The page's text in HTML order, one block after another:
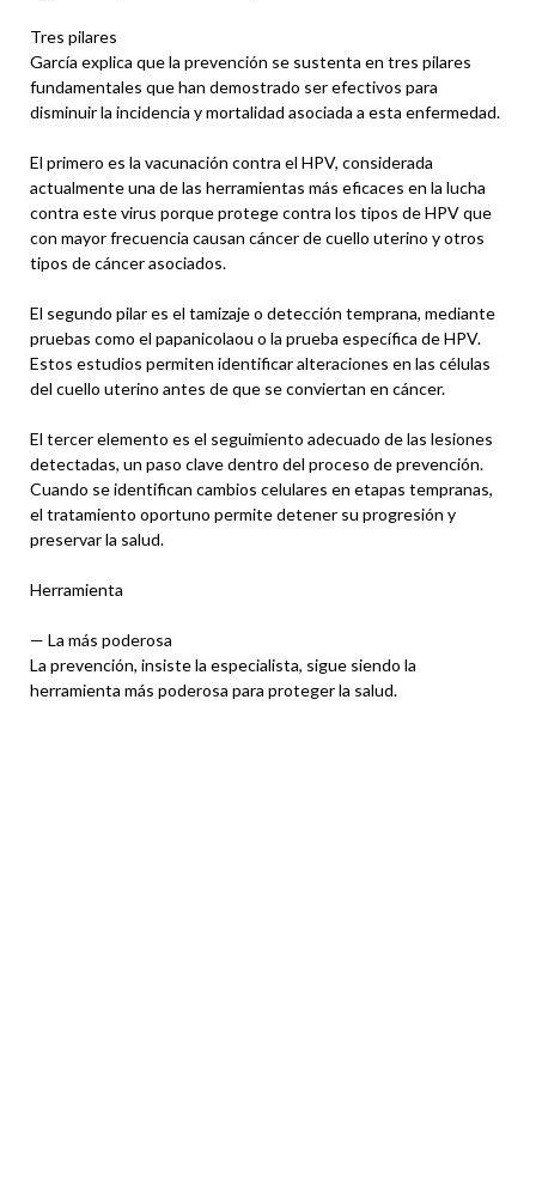
Tres pilares
García explica que la prevención se sustenta en tres pilares
fundamentales que han demostrado ser efectivos para
disminuir la incidencia y mortalidad asociada a esta enfermedad.
El primero es la vacunación contra el HPV, considerada
actualmente una de las herramientas más eficaces en la lucha
contra este virus porque protege contra los tipos de HPV que
con mayor frecuencia causan cáncer de cuello uterino y otros
tipos de cáncer asociados.
El segundo pilar es el tamizaje o detección temprana, mediante
pruebas como el papanicolaou o la prueba específica de HPV.
Estos estudios permiten identificar alteraciones en las células
del cuello uterino antes de que se conviertan en cáncer.
El tercer elemento es el seguimiento adecuado de las lesiones
detectadas, un paso clave dentro del proceso de prevención.
Cuando se identifican cambios celulares en etapas tempranas,
el tratamiento oportuno permite detener su progresión y
preservar la salud.
Herramienta
— La más poderosa
La prevención, insiste la especialista, sigue siendo la
herramienta más poderosa para proteger la salud.